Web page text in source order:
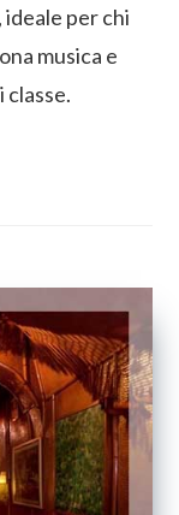
per chi
musica e
classe.